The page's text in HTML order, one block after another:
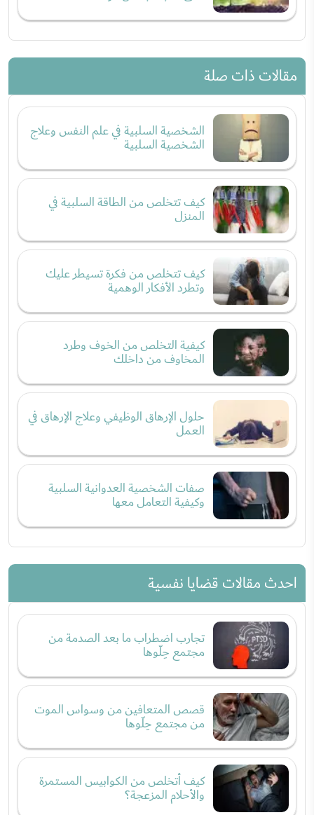
مقالات ذات صلة
الشخصية السلبية في علم النفس وعلاج
الشخصية السلبية
كيف تتخلص من الطاقة السلبية في
المنزل
كيف تتخلص من فكرة تسيطر عليك
وتطرد الأفكار الوهمية
كيفية التخلص من الخوف وطرد
المخاوف من داخلك
حلول الإرهاق الوظيفي وعلاج الإرهاق في
العمل
صفات الشخصية العدوانية السلبية
وكيفية التعامل معها
احدث مقالات قضايا نفسية
تجارب اضطراب ما بعد الصدمة من
مجتمع حِلّوها
قصص المتعافين من وسواس الموت
من مجتمع حِلّوها
كيف أتخلص من الكوابيس المستمرة
والأحلام المزعجة؟